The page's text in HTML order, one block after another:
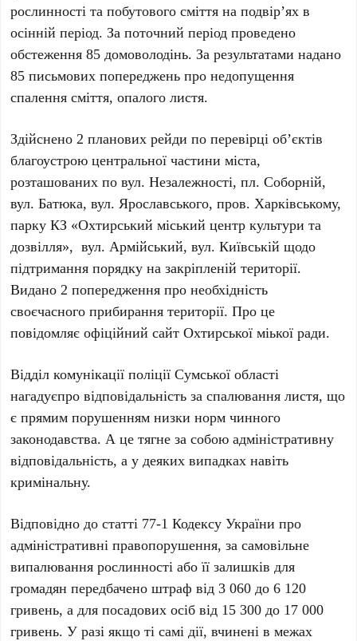
рослинності та побутового сміття на подвір’ях в
осінній період. За поточний період проведено
обстеження 85 домоволодінь. За результатами надано
85 письмових попереджень про недопущення
спалення сміття, опалого листя.
Здійснено 2 планових рейди по перевірці об’єктів
благоустрою центральної частини міста,
розташованих по вул. Незалежності, пл. Соборній,
вул. Батюка, вул. Ярославського, пров. Харківському,
парку КЗ «Охтирський міський центр культури та
дозвілля», вул. Армійський, вул. Київській щодо
підтримання порядку на закріпленій території.
Видано 2 попередження про необхідність
своєчасного прибирання території. Про це
повідомляє офіційний сайт Охтирської міької ради.
Відділ комунікації поліції Сумської області
нагадуєпро відповідальність за спалювання листя, що
є прямим порушенням низки норм чинного
законодавства. А це тягне за собою адміністративну
відповідальність, а у деяких випадках навіть
кримінальну.
Відповідно до статті 77-1 Кодексу України про
адміністративні правопорушення, за самовільне
випалювання рослинності або її залишків для
громадян передбачено штраф від 3 060 до 6 120
гривень, а для посадових осіб від 15 300 до 17 000
гривень. У разі якщо ті самі дії, вчинені в межах